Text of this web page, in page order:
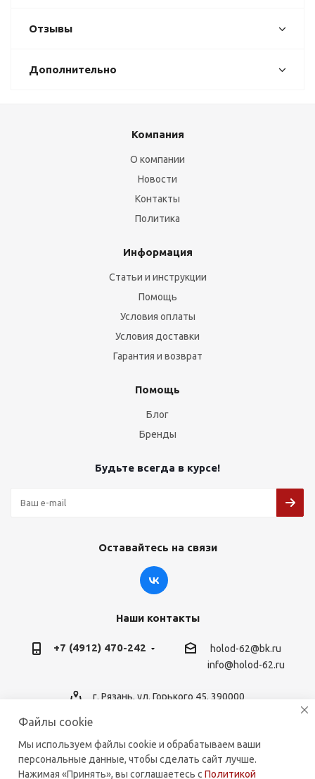
Отзывы
Дополнительно
Компания
О компании
Новости
Контакты
Политика
Информация
Статьи и инструкции
Помощь
Условия оплаты
Условия доставки
Гарантия и возврат
Помощь
Блог
Бренды
Будьте всегда в курсе!
Оставайтесь на связи
Наши контакты
+7 (4912) 470-242
holod-62@bk.ru
info@holod-62.ru
г. Рязань, ул. Горького 45, 390000
2026 © holod-62.ru. Комплектующие для бытовой и
Файлы cookie
Мы используем файлы cookie и обрабатываем ваши
персональные данные, чтобы сделать сайт лучше.
Нажимая «Принять», вы соглашаетесь с Политикой